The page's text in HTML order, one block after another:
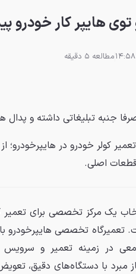
توی هایپر کار خودرو
مطالعه 5 دقیقه
جنبه تبلیغاتی داشته و پدال
کولر خودرو در هایپرخودرو؛
اصلی.
یک مرکز تخصصی برای تعمیر
تخصصی هایپرخودرو
در زمینه تعمیر و سرویس
مبرد با دستگاه‌های دقیق،